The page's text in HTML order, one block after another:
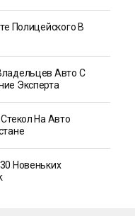
Полицейского В
Авто С
Эксперта
На Авто
Новеньких